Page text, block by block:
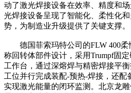
动了激光焊接设备在效率、精度和
光焊接设备呈现了智能化、柔性化
势，为制造业升级提供了关键支撑。
德国菲索玛特公司的FLW 400柔
称回转体部件设计，采用Trumpf固
工作台，通过深熔焊与精密焊接平
工位并行完成装配-预热-焊接，还配
实现激光能量的闭环监测。北京龙